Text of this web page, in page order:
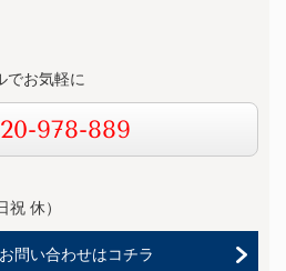
でお気軽に
978-889
祝 休）
問い合わせはコチラ